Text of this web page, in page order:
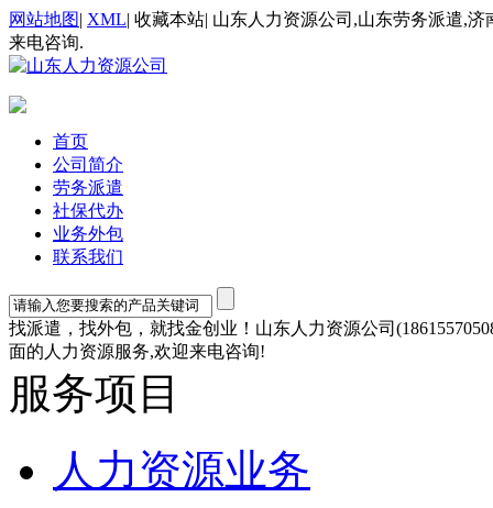
网站地图| XML| 收藏本站| 山东人力资源公司,山东劳务派遣,
来电咨询.
首页
公司简介
劳务派遣
社保代办
业务外包
联系我们
找派遣，找外包，就找金创业！山东人力资源公司
面的人力资源服务,欢迎来电咨询!
服务项目
人力资源业务